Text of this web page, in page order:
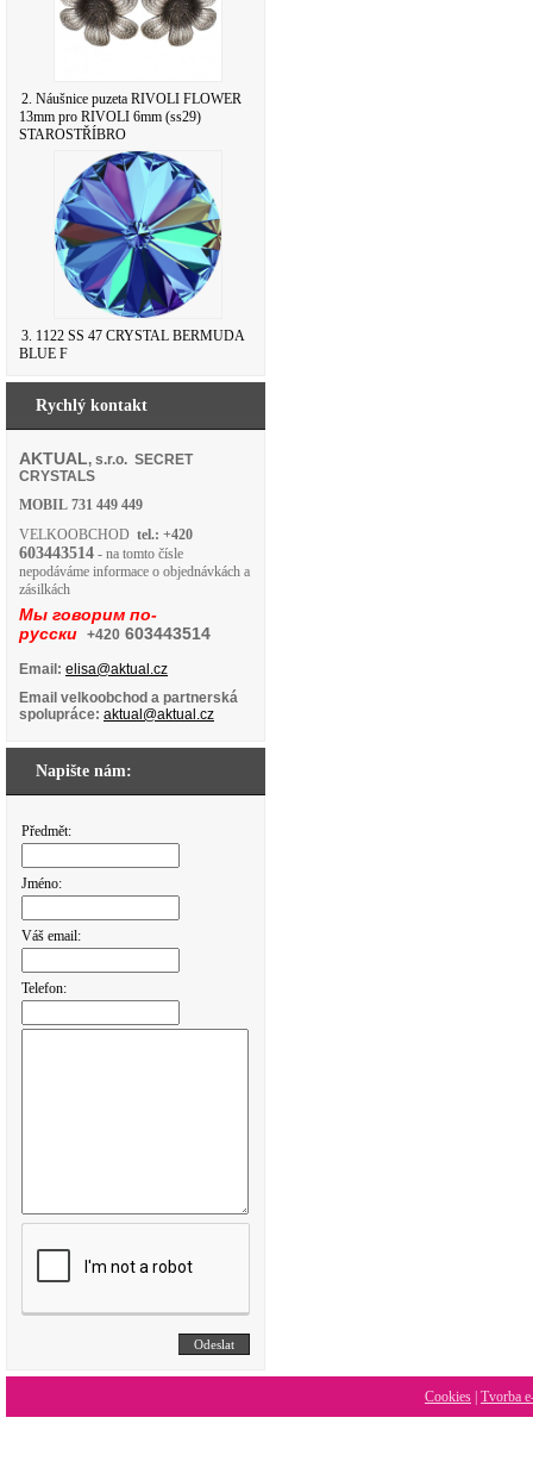
2. Náušnice puzeta RIVOLI FLOWER
13mm pro RIVOLI 6mm (ss29)
STAROSTŘÍBRO
3. 1122 SS 47 CRYSTAL BERMUDA
BLUE F
Rychlý kontakt
AKTUAL, s.r.o. SECRET
CRYSTALS
MOBIL 731 449 449
VELKOOBCHOD tel.: +420
603443514 - na tomto čísle
nepodáváme informace o objednávkách a
zásilkách
Мы говорим по-
русски +420 603443514
Email: elisa@aktual.cz
Email velkoobchod a partnerská
spolupráce: aktual@aktual.cz
Napište nám:
Předmět:
Jméno:
Váš email:
Telefon:
Cookies Tvorba